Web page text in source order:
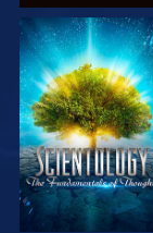
VERKEN DE SERIE